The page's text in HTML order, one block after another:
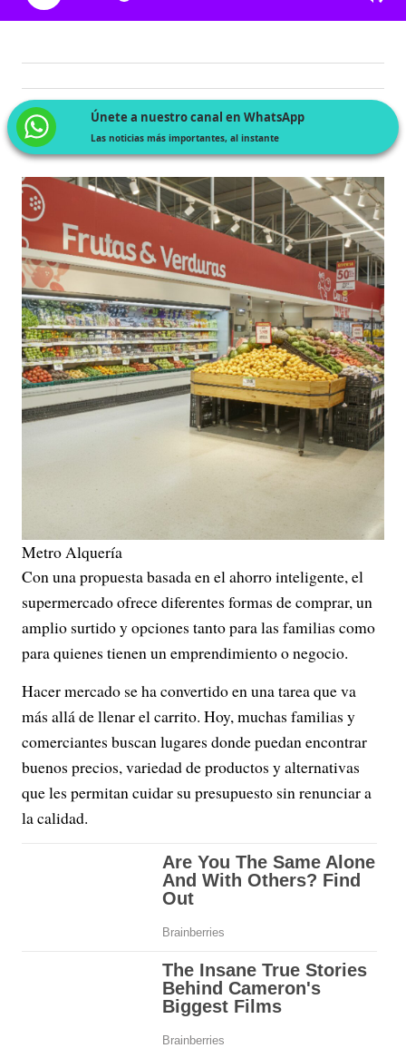
Únete a nuestro canal en WhatsApp
Las noticias más importantes, al instante
Metro Alquería
Con una propuesta basada en el ahorro inteligente, el
supermercado ofrece diferentes formas de comprar, un
amplio surtido y opciones tanto para las familias como
para quienes tienen un emprendimiento o negocio.
Hacer mercado se ha convertido en una tarea que va
más allá de llenar el carrito. Hoy, muchas familias y
comerciantes buscan lugares donde puedan encontrar
buenos precios, variedad de productos y alternativas
que les permitan cuidar su presupuesto sin renunciar a
la calidad.